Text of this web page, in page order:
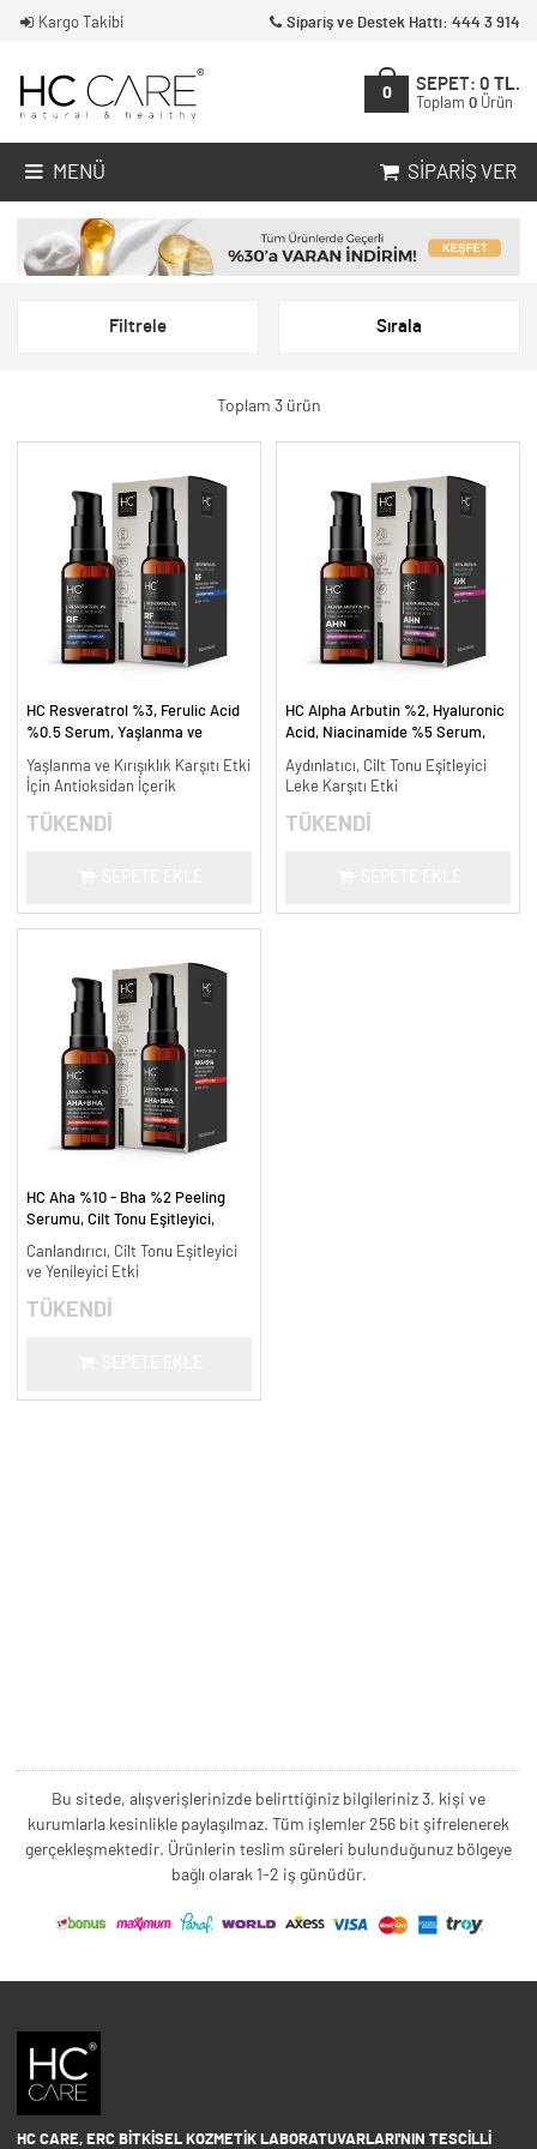
Kargo Takibi Sipariş ve Destek Hattı: 444 3 914
0
SEPET: 0 TL.
Toplam 0 Ürün
MENÜ SIPARIŞ VER
Filtrele Sırala
Toplam 3 ürün
HC Resveratrol %3, Ferulic Acid
%0.5 Serum, Yaşlanma ve
Yaşlanma ve Kırışıklık Karşıtı Etki
İçin Antioksidan İçerik
TÜKENDİ
HC Alpha Arbutin %2, Hyaluronic
Acid, Niacinamide %5 Serum,
ml.
Aydınlatıcı, Cilt Tonu Eşitleyici
Leke Karşıtı Etki
TÜKENDİ
HC Aha %10 - Bha %2 Peeling
Serumu, Cilt Tonu Eşitleyici,
Canlandırıcı, Cilt Tonu Eşitleyici
ve Yenileyici Etki
TÜKENDİ
Bu sitede, alışverişlerinizde belirttiğiniz bilgileriniz 3. kişi ve
kurumlarla kesinlikle paylaşılmaz. Tüm işlemler 256 bit şifrelenerek
gerçekleşmektedir. Ürünlerin teslim süreleri bulunduğunuz bölgeye
bağlı olarak 1-2 iş günüdür.
HC CARE, ERC BITKISEL KOZMETIK LABORATUVARLARI'NIN TESCILLI